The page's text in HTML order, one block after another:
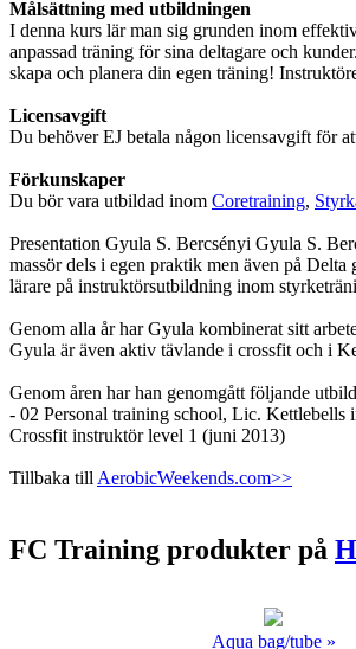
Målsättning med utbildningen
I denna kurs lär man sig grunden inom
anpassad träning för sina deltagare och
skapa och planera din egen träning!
Licensavgift
Du behöver EJ betala någon licensavgift för
Förkunskaper
Du bör vara utbildad inom Coretraining,
Presentation Gyula S. Bercsényi Gyula S.
massör dels i egen praktik men även på
lärare på instruktörsutbildning inom
Genom alla år har Gyula kombinerat sitt
Gyula är även aktiv tävlande i crossfit och i
Genom åren har han genomgått följande
- 02 Personal training school, Lic. Kettlebells
Crossfit instruktör level 1 (juni 2013)
Tillbaka till AerobicWeekends.com>>
FC Training produkter på
Aqua bag/tube »